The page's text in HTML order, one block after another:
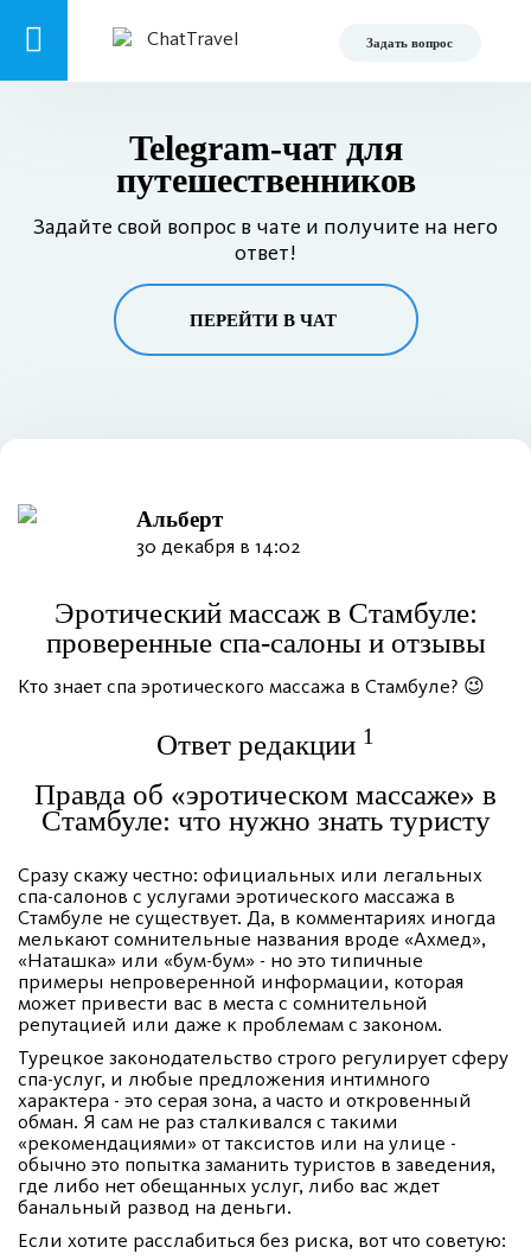
Задать вопрос
Telegram-чат для
путешественников
Задайте свой вопрос в чате и получите на него
ответ!
ПЕРЕЙТИ В ЧАТ
Альберт
30 декабря в 14:02
Эротический массаж в Стамбуле:
проверенные спа-салоны и отзывы
Кто знает спа эротического массажа в Стамбуле? 😉
Ответ редакции 1
Правда об «эротическом массаже» в
Стамбуле: что нужно знать туристу
Сразу скажу честно: официальных или легальных
спа-салонов с услугами эротического массажа в
Стамбуле не существует. Да, в комментариях иногда
мелькают сомнительные названия вроде «Ахмед»,
«Наташка» или «бум-бум» - но это типичные
примеры непроверенной информации, которая
может привести вас в места с сомнительной
репутацией или даже к проблемам с законом.
Турецкое законодательство строго регулирует сферу
спа-услуг, и любые предложения интимного
характера - это серая зона, а часто и откровенный
обман. Я сам не раз сталкивался с такими
«рекомендациями» от таксистов или на улице -
обычно это попытка заманить туристов в заведения,
где либо нет обещанных услуг, либо вас ждет
банальный развод на деньги.
Если хотите расслабиться без риска, вот что советую: